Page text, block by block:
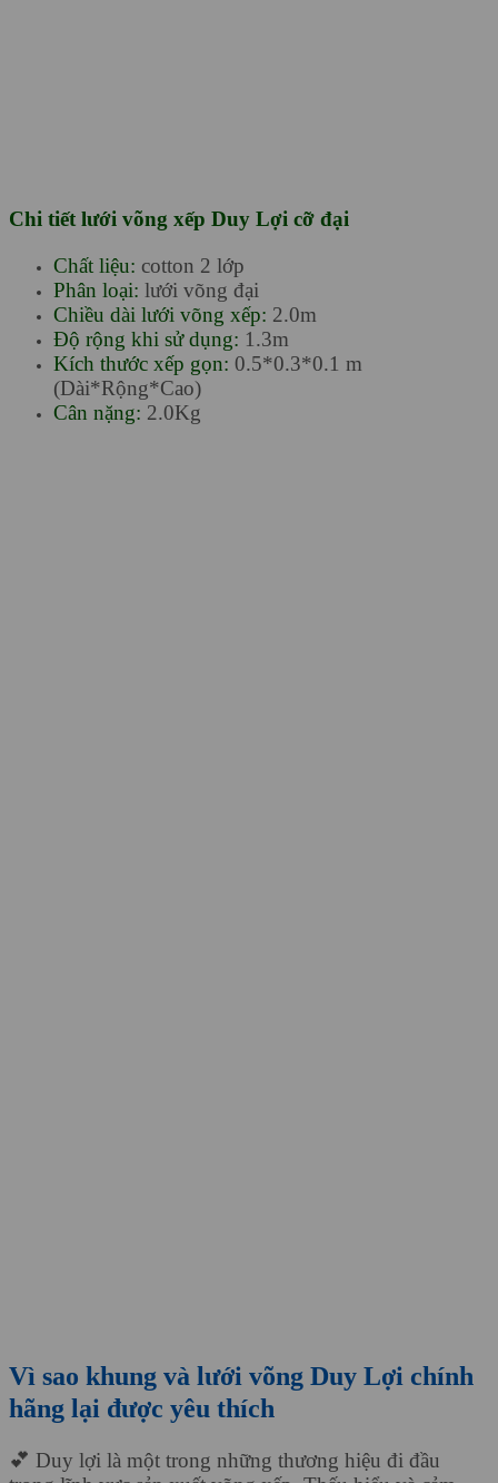
Chi tiết lưới võng xếp Duy Lợi cỡ đại
Chất liệu: cotton 2 lớp
Phân loại: lưới võng đại
Chiều dài lưới võng xếp: 2.0m
Độ rộng khi sử dụng: 1.3m
Kích thước xếp gọn: 0.5*0.3*0.1 m
(Dài*Rộng*Cao)
Cân nặng: 2.0Kg
Vì sao khung và lưới võng Duy Lợi chính
hãng lại được yêu thích
💕 Duy lợi là một trong những thương hiệu đi đầu